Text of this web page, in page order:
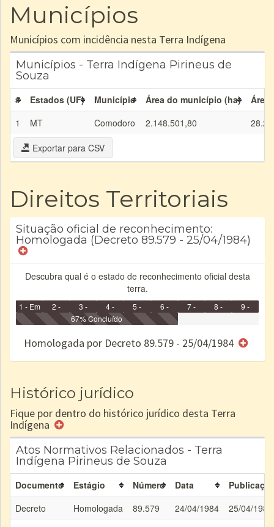
Municípios
Municípios com incidência nesta Terra Indígena
Municípios - Terra Indígena Pirineus de
Souza
# Estados (UF) Município Área do município (ha)
Área
1
MT Comodoro 2.148.501,80
Exportar para CSV
Direitos Territoriais
Situação oficial de reconhecimento:
Homologada (Decreto 89.579 - 25/04/1984)
Descubra qual é o estado de reconhecimento oficial desta
terra.
1 - Em
Identificação
2 -
Identificada
3 -
Declarada
4 -
Reservada
5 -
Homologada
6 -
Registrada
e/ou
7 -
8 -
9 -
67% Concluído
Homologada por Decreto 89.579 - 25/04/1984
Histórico jurídico
Fique por dentro do histórico jurídico desta Terra
Indígena
Atos Normativos Relacionados - Terra
Indígena Pirineus de Souza
Documento Estágio Número Data
Decreto
Homologada 89.579 24/04/1984
25/04/1984